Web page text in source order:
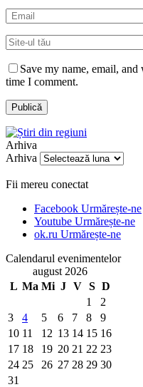
Save my name, email,
time I comment.
Arhiva
Arhiva
Fii mereu conectat
Facebook Urmărește-ne
Youtube Urmărește-ne
ok.ru Urmărește-ne
Calendarul evenimentelor
august 2026
L Ma Mi J V S D
1
2
3
4 5 6 7 8
9
10 11 12 13 14 15 16
17 18 19 20 21 22 23
24 25 26 27 28 29 30
31